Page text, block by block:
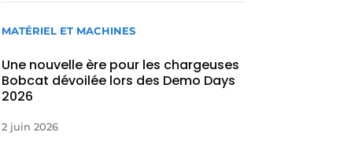
MATÉRIEL ET MACHINES
Une nouvelle ère pour les chargeuses
Bobcat dévoilée lors des Demo Days
2026
2 juin 2026